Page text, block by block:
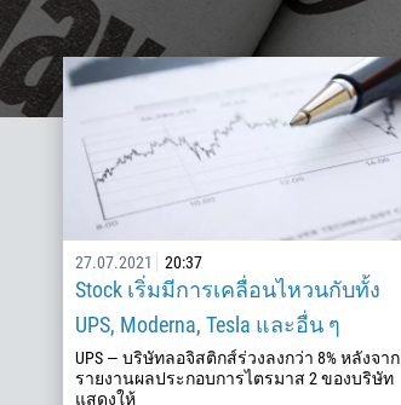
27.07.2021 20:37
Stock เริ่มมีการเคลื่อนไหวนกับทั้ง
UPS, Moderna, Tesla และอื่น ๆ
UPS — บริษัทลอจิสติกส์ร่วงลงกว่า 8% หลังจาก
รายงานผลประกอบการไตรมาส 2 ของบริษัท
แสดงให้